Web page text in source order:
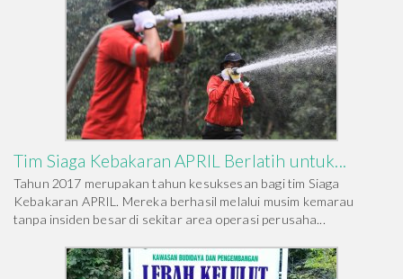
Tim Siaga Kebakaran APRIL Berlatih untuk...
Tahun 2017 merupakan tahun kesuksesan bagi tim Siaga
Kebakaran APRIL. Mereka berhasil melalui musim kemarau
tanpa insiden besar di sekitar area operasi perusaha...